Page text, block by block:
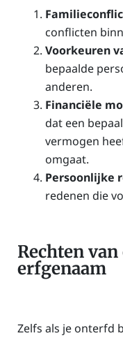
conflicten
Voorkeuren
bepaalde
anderen.
Financiële
dat een
vermogen
omgaat.
Persoonlijke
redenen die
Rechten
erfgenaam
Zelfs als je onterfd